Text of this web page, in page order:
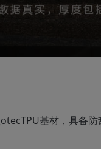
基材，具备